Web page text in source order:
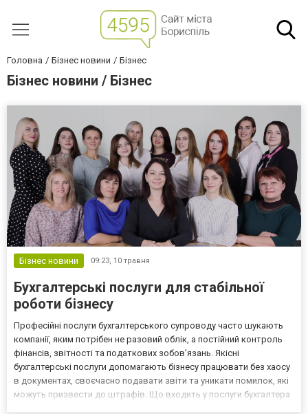
Головна Бізнес новини Бізнес
Бізнес новини / Бізнес
Бізнес новини 09:23, 10 травня
Бухгалтерські послуги для стабільної
роботи бізнесу
Професійні послуги бухгалтерського супроводу часто шукають
компанії, яким потрібен не разовий облік, а постійний контроль
фінансів, звітності та податкових зобов’язань. Якісні
бухгалтерські послуги допомагають бізнесу працювати без хаосу
в документах, своєчасно подавати звіти та уникати помилок, які
можуть призвести до штрафів. Що входить у послуги бухгалтера